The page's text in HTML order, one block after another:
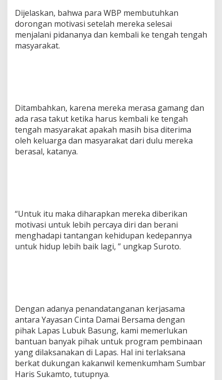
Dijelaskan, bahwa para WBP membutuhkan
dorongan motivasi setelah mereka selesai
menjalani pidananya dan kembali ke tengah tengah
masyarakat.
Ditambahkan, karena mereka merasa gamang dan
ada rasa takut ketika harus kembali ke tengah
tengah masyarakat apakah masih bisa diterima
oleh keluarga dan masyarakat dari dulu mereka
berasal, katanya.
“Untuk itu maka diharapkan mereka diberikan
motivasi untuk lebih percaya diri dan berani
menghadapi tantangan kehidupan kedepannya
untuk hidup lebih baik lagi, ” ungkap Suroto.
Dengan adanya penandatanganan kerjasama
antara Yayasan Cinta Damai Bersama dengan
pihak Lapas Lubuk Basung, kami memerlukan
bantuan banyak pihak untuk program pembinaan
yang dilaksanakan di Lapas. Hal ini terlaksana
berkat dukungan kakanwil kemenkumham Sumbar
Haris Sukamto, tutupnya.